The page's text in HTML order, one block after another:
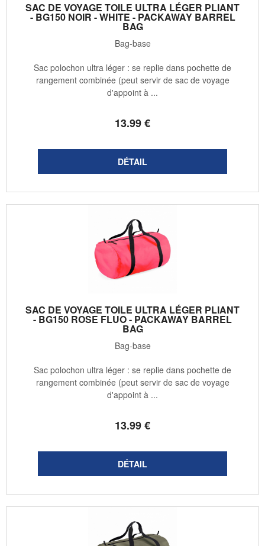
SAC DE VOYAGE TOILE ULTRA LÉGER PLIANT
- BG150 NOIR - WHITE - PACKAWAY BARREL
BAG
Bag-base
13.99€
Sac polochon ultra léger : se replie dans pochette de
rangement combinée (peut servir de sac de voyage
d'appoint à ...
SAC DE VOYAGE TOILE ULTRA LÉGER PLIANT
- BG150 ROSE FLUO - PACKAWAY BARREL
BAG
Bag-base
13.99€
Sac polochon ultra léger : se replie dans pochette de
rangement combinée (peut servir de sac de voyage
d'appoint à ...